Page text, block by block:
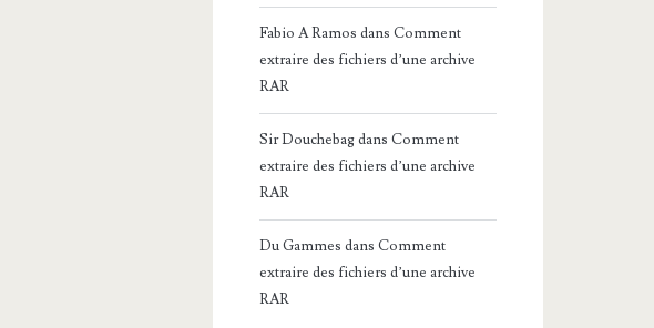
Fabio A Ramos dansComment
extraire des fichiers d’une archive
RAR
Sir DouchebagdansComment
extraire des fichiers d’une archive
RAR
Du Gammes dansComment
extraire des fichiers d’une archive
RAR